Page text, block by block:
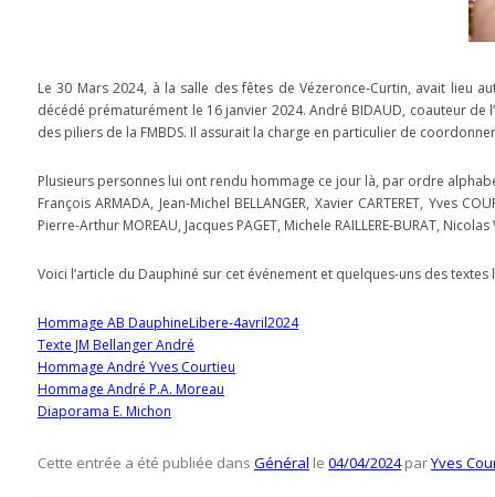
Le 30 Mars 2024, à la salle des fêtes de Vézeronce-Curtin, avait lieu
décédé prématurément le 16 janvier 2024. André BIDAUD, coauteur
des piliers de la FMBDS. Il assurait la charge en particulier de
Plusieurs personnes lui ont rendu hommage ce jour là, par ordre
François ARMADA, Jean-Michel BELLANGER, Xavier CARTERET, Yves
Pierre-Arthur MOREAU, Jacques PAGET, Michele RAILLERE-BURAT,
Voici l’article du Dauphiné sur cet événement et quelques-uns des
Hommage AB DauphineLibere-4avril2024
Texte JM Bellanger André
Hommage André Yves Courtieu
Hommage André P.A. Moreau
Diaporama E. Michon
Cette entrée a été publiée dans Général le 04/04/2024 parYves